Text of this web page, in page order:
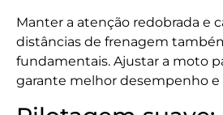
Manter a atenção redobrada e
distâncias de frenagem
fundamentais. Ajustar a moto
garante melhor desempenho e